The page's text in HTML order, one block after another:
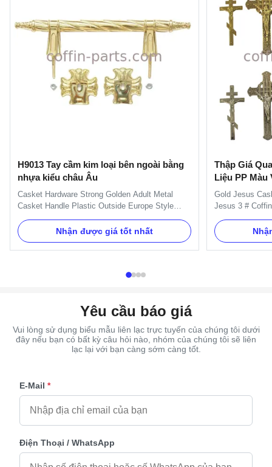
H9013 Tay cầm kim loại bên ngoài bằng
nhựa kiểu châu Âu
Casket Hardware Strong Golden Adult Metal
Casket Handle Plastic Outside Europe Style
handles, brackets, gaskets and nuts. And we
can pack as Clients' request. Item Name TX-
Model H9013 Material Plastic and Metal Color
Nhận được giá tốt nhất
Thập Giá
Liệu PP Màu
Gold Jesus
Jesus 3 #
It is used on
TX-Jesus 4# ,
Color Gold,
Yêu cầu báo giá
Vui lòng sử dụng biểu mẫu liên lạc trực tuyến của chúng tôi dưới
đây nếu bạn có bất kỳ câu hỏi nào, nhóm của chúng tôi sẽ liên
lạc lại với bạn càng sớm càng tốt.
E-Mail *
Điện Thoại / WhatsApp